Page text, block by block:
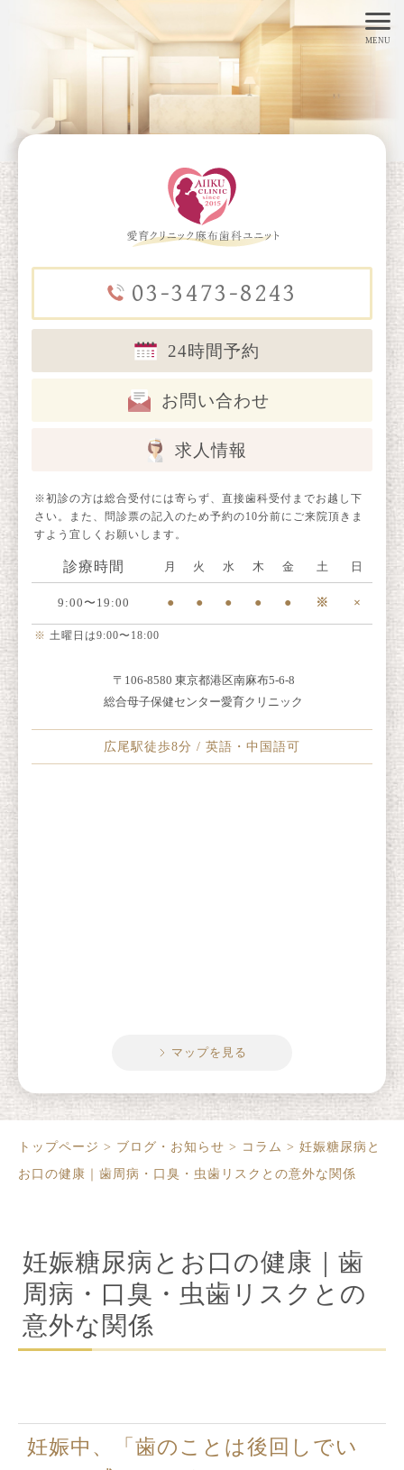
MENU
03-3473-8243
24時間予約
お問い合わせ
求人情報
※初診の方は総合受付には寄らず、直接歯科受付までお越し下
さい。また、問診票の記入のため予約の10分前にご来院頂きま
すよう宜しくお願いします。
診療時間 月 火 水 木 金 土 日
9:00〜19:00 ● ● ● ● ● ※ ×
※ 土曜日は9:00〜18:00
〒106-8580 東京都港区南麻布5-6-8
総合母子保健センター愛育クリニック
広尾駅徒歩8分 / 英語・中国語可
マップを見る
トップページ > ブログ・お知らせ > コラム > 妊娠糖尿病と
お口の健康｜歯周病・口臭・虫歯リスクとの意外な関係
妊娠糖尿病とお口の健康｜歯
周病・口臭・虫歯リスクとの
意外な関係
妊娠中、「歯のことは後回しでい